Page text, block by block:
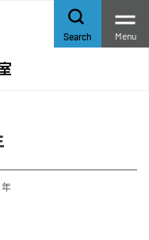
Search Menu